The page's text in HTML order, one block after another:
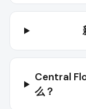
Central
么？